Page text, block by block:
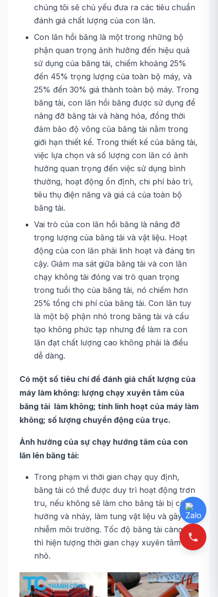
chúng tôi sẽ chủ yếu đưa ra các tiêu chuẩn
đánh giá chất lượng của con lăn.
Con lăn hồi băng là một trong những bộ
phận quan trọng ảnh hưởng đến hiệu quả
sử dụng của băng tải, chiếm khoảng 25%
đến 45% trọng lượng của toàn bộ máy, và
25% đến 30% giá thành toàn bộ máy. Trong
băng tải, con lăn hồi băng được sử dụng để
nâng đỡ băng tải và hàng hóa, đồng thời
đảm bảo độ võng của băng tải nằm trong
giới hạn thiết kế. Trong thiết kế của băng tải,
việc lựa chọn và số lượng con lăn có ảnh
hưởng quan trọng đến việc sử dụng bình
thường, hoạt động ổn định, chi phí bảo trì,
tiêu thụ điện năng và giá cả của toàn bộ
băng tải.
Vai trò của con lăn hồi băng là nâng đỡ
trọng lượng của băng tải và vật liệu. Hoạt
động của con lăn phải linh hoạt và đáng tin
cậy. Giảm ma sát giữa băng tải và con lăn
chạy không tải đóng vai trò quan trọng
trong tuổi thọ của băng tải, nó chiếm hơn
25% tổng chi phí của băng tải. Con lăn tuy
là một bộ phận nhỏ trong băng tải và cấu
tạo không phức tạp nhưng để làm ra con
lăn đạt chất lượng cao không phải là điều
dễ dàng.
Có một số tiêu chí để đánh giá chất lượng của
máy làm không: lượng chạy xuyên tâm của
băng tải làm không; tính linh hoạt của máy làm
không; số lượng chuyển động của trục.
Ảnh hưởng của sự chạy hướng tâm của con
lăn lên băng tải:
Trong phạm vi thời gian chạy quy định,
băng tải có thể được duy trì hoạt động trơn
tru, nếu không sẽ làm cho băng tải bị cộng
hưởng và nhảy, làm tung vật liệu và gây ô
nhiễm môi trường. Tốc độ băng tải càng cao
thì hiện tượng thời gian chạy xuyên tâm là
nhỏ.